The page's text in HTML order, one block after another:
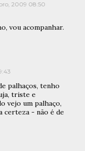
2009 08:50
vou acompanhar.
palhaços, tenho
triste e
vejo um palhaço,
certeza - não é de